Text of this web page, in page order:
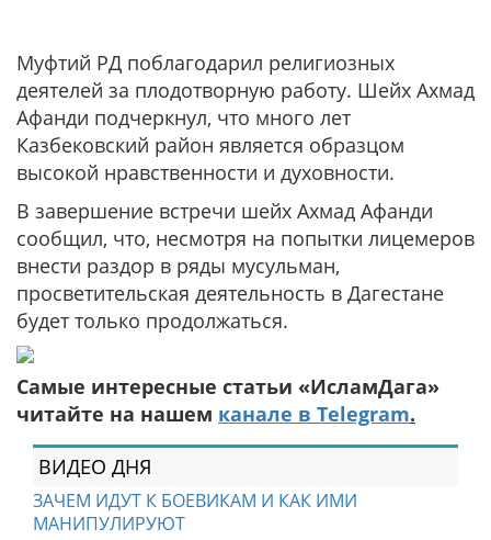
Муфтий РД поблагодарил религиозных
деятелей за плодотворную работу. Шейх Ахмад
Афанди подчеркнул, что много лет
Казбековский район является образцом
высокой нравственности и духовности.
В завершение встречи шейх Ахмад Афанди
сообщил, что, несмотря на попытки лицемеров
внести раздор в ряды мусульман,
просветительская деятельность в Дагестане
будет только продолжаться.
Самые интересные статьи «ИсламДага»
читайте на нашем канале в Telegram.
ВИДЕО ДНЯ
ЗАЧЕМ ИДУТ К БОЕВИКАМ И КАК ИМИ
МАНИПУЛИРУЮТ